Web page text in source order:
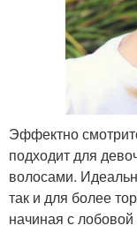
Эффектно
подходит для
волосами.
так и для более
начиная с